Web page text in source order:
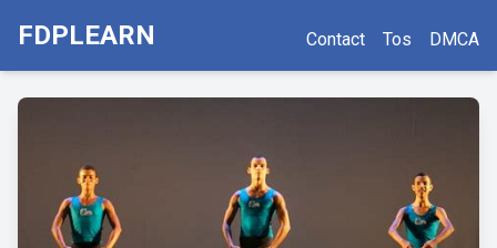
FDPLEARN Contact Tos DMCA